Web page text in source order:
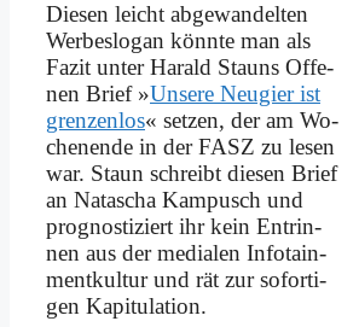
Die­sen leicht ab­ge­wan­del­ten
Wer­be­slo­gan könn­te man als
Fa­zit un­ter Ha­rald Stauns Of­fe­
nen Brief »Un­se­re Neu­gier ist
gren­zen­los« set­zen, der am Wo­
chen­en­de in der FASZ zu le­sen
war. Staun schreibt die­sen Brief
an Na­ta­scha Kam­pusch und
pro­gno­sti­ziert ihr kein Ent­rin­
nen aus der me­dia­len In­fo­tain­
ment­kul­tur und rät zur so­for­ti­
gen Ka­pi­tu­la­ti­on.